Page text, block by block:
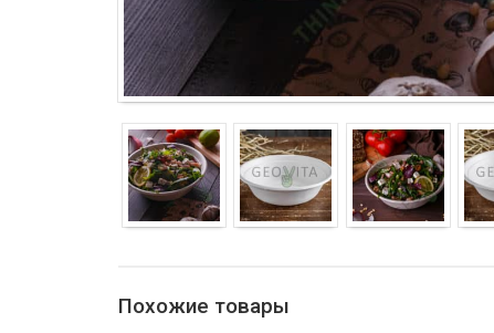
Похожие товары